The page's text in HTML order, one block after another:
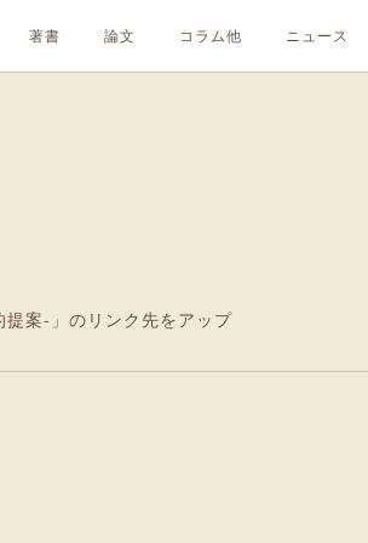
著書 論文 コラム他 ニュース
提案-」のリンク先をアップ